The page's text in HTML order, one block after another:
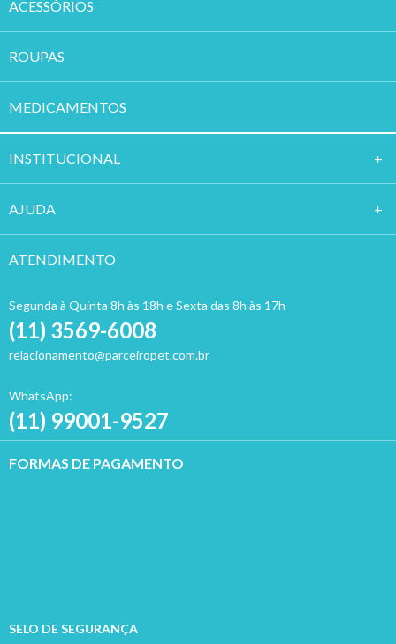
ACESSÓRIOS
ROUPAS
MEDICAMENTOS
INSTITUCIONAL
AJUDA
ATENDIMENTO
Segunda à Quinta 8h às 18h e Sexta das 8h às 17h
(11) 3569-6008
relacionamento@parceiropet.com.br
WhatsApp:
(11) 99001-9527
FORMAS DE PAGAMENTO
SELO DE SEGURANÇA